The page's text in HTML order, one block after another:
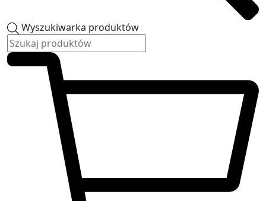
Wyszukiwarka produktów